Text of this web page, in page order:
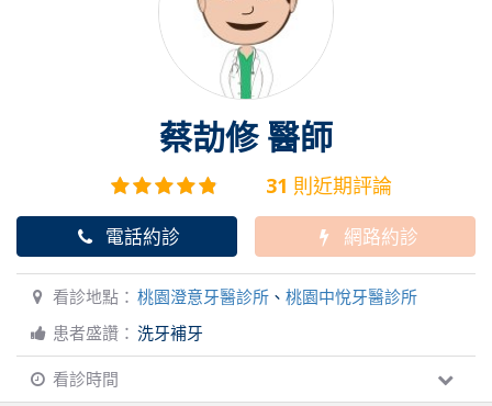
蔡劼修 醫師
31 則近期評論
電話約診 網路約診
看診地點： 桃園澄意牙醫診所 、 桃園中悅牙醫診所
患者盛讚： 洗牙補牙
看診時間